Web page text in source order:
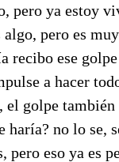
pero ya estoy
algo, pero es
recibo ese
a hacer
el golpe también
haría? no lo se,
pero eso ya es